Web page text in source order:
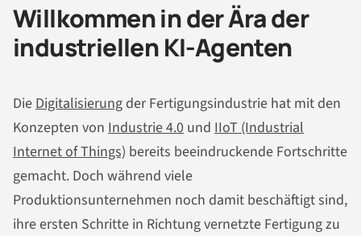
Willkommen in der Ära der
industriellen KI-Agenten
DieDigitalisierung der Fertigungsindustrie hat mit den
Konzepten von Industrie 4.0 und IIoT (Industrial
Internet of Things) bereits beeindruckende Fortschritte
gemacht. Doch während viele
Produktionsunternehmen noch damit beschäftigt sind,
ihre ersten Schritte in Richtung vernetzte Fertigung zu